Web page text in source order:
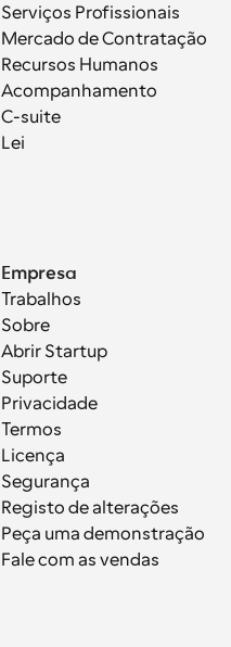
Serviços Profissionais
Mercado de Contratação
Recursos Humanos
Acompanhamento
C-suite
Lei
Empresa
Trabalhos
Sobre
Abrir Startup
Suporte
Privacidade
Termos
Licença
Segurança
Registo de alterações
Peça uma demonstração
Fale com as vendas